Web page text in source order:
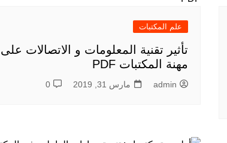
علم المكتبات
تأثير تقنية المعلومات و الاتصالات على
مهنة المكتبات PDF
admin مارس 31, 2019 0